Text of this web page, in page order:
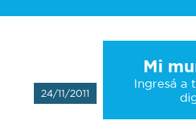
24/11/2011
Mi
Ingresá a